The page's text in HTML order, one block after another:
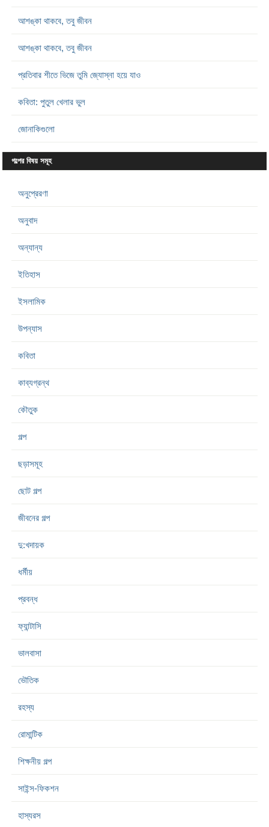
আশঙ্কা থাকবে, তবু জীবন
আশঙ্কা থাকবে, তবু জীবন
প্রতিবার শীতে ভিজে তুমি জ্যোস্না হয়ে যাও
কবিতা: পুতুল খেলার ভুল
জোনাকিগুলো
গল্পের বিষয় সমূহ
অনুপ্রেরণা
অনুবাদ
অন্যান্য
ইতিহাস
ইসলামিক
উপন্যাস
কবিতা
কাব্যগ্রন্থ
কৌতুক
গল্প
ছড়াসমূহ
ছোট গল্প
জীবনের গল্প
দু:খদায়ক
ধর্মীয়
প্রবন্ধ
ফ্যান্টাসি
ভালবাসা
ভৌতিক
রহস্য
রোমান্টিক
শিক্ষনীয় গল্প
সাইন্স-ফিকশন
হাস্যরস